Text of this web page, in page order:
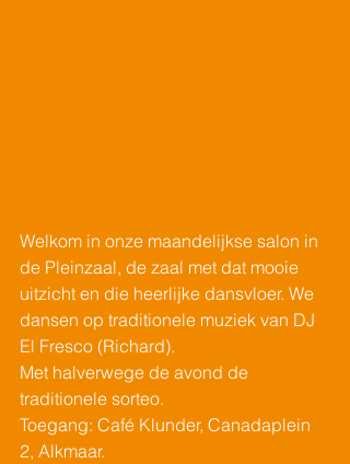
Welkom in onze maandelijkse salon in
de Pleinzaal, de zaal met dat mooie
uitzicht en die heerlijke dansvloer. We
dansen op traditionele muziek van DJ
El Fresco (Richard).
Met halverwege de avond de
traditionele sorteo.
Toegang: Café Klunder, Canadaplein
2, Alkmaar.